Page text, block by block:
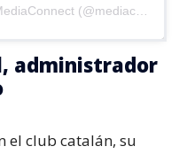
administrador
el club catalán, su